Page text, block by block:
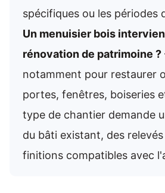
spécifiques ou les périodes
Un menuisier bois
rénovation de patrimoine ?
notamment pour restaurer
portes, fenêtres, boiseries
type de chantier demande
du bâti existant, des
finitions compatibles avec